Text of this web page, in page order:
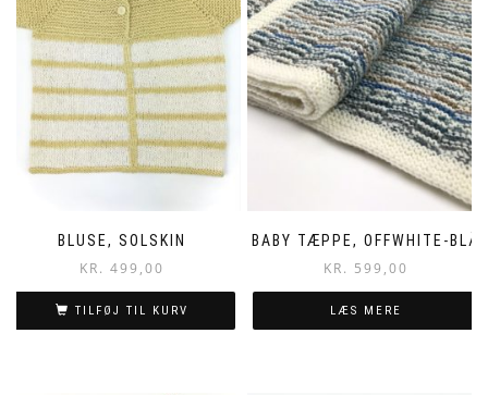
BLUSE, SOLSKIN
KR. 499,00
TILFØJ TIL KURV
BABY TÆPPE, OFFWHITE-BLÅ
KR. 599,00
LÆS MERE